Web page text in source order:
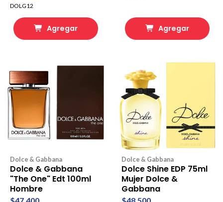
DOLG12
Agregar Agregar
Dolce & Gabbana
Dolce & Gabbana
"The One" Edt 100ml
Hombre
Dolce & Gabbana
Dolce Shine EDP 75ml
Mujer Dolce &
Gabbana